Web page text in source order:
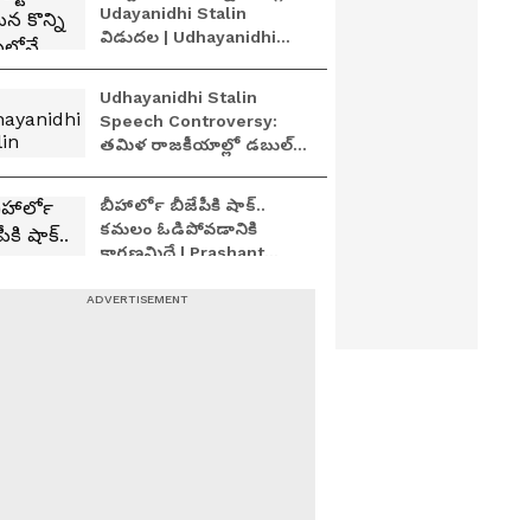
Udayanidhi Stalin
విడుదల | Udhayanidhi
Udhayanidhi Stalin
Speech Controversy:
తమిళ రాజకీయాల్లో డబుల్
బీహార్‍లో బీజేపీకి షాక్..
కమలం ఓడిపోవడానికి
కారణమిదే | Prashant
Election Result